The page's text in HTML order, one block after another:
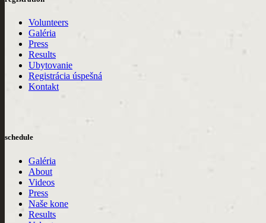
Volunteers
Galéria
Press
Results
Ubytovanie
Registrácia úspešná
Kontakt
schedule
Galéria
About
Videos
Press
Naše kone
Results